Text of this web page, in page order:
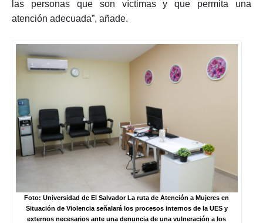
las personas que son víctimas y que permita una
atención adecuada”, añade.
Foto: Universidad de El Salvador La ruta de Atención a Mujeres en
Situación de Violencia señalará los procesos internos de la UES y
externos necesarios ante una denuncia de una vulneración a los